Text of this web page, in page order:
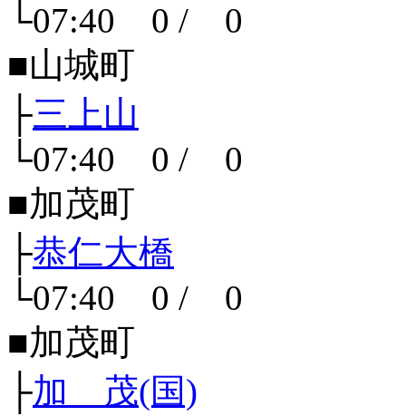
└07:40 0 / 0
■山城町
├三上山
└07:40 0 / 0
■加茂町
├恭仁大橋
└07:40 0 / 0
■加茂町
├加 茂(国)